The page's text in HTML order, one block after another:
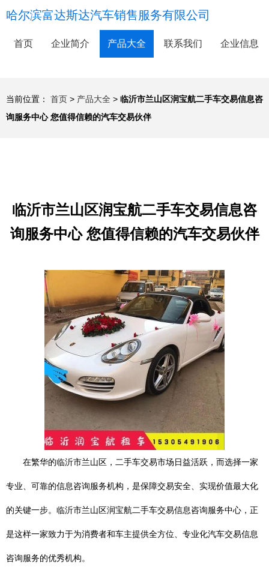
哈尔滨富达斯达汽车销售服务有限公司
首页 企业简介 产品大全 联系我们 企业信息
当前位置： 首页 > 产品大全 > 临沂市兰山区润宝航二手车交易信息咨
询服务中心 您值得信赖的汽车交易伙伴
临沂市兰山区润宝航二手车交易信息咨
询服务中心 您值得信赖的汽车交易伙伴
在繁华的临沂市兰山区，二手车交易市场日益活跃，而选择一家
专业、可靠的信息咨询服务机构，是保障交易安全、实现价值最大化
的关键一步。临沂市兰山区润宝航二手车交易信息咨询服务中心，正
是这样一家致力于为消费者和车主提供全方位、专业化汽车交易信息
咨询服务的优秀机构。